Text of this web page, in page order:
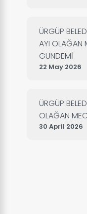
ÜRGÜP
AYI OLAĞAN
GÜNDEMİ
22 May 2026
ÜRGÜP
OLAĞAN
30 April 2026